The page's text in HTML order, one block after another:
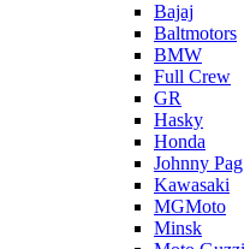
Bajaj
Baltmotors
BMW
Full Crew
GR
Hasky
Honda
Johnny Pag
Kawasaki
MGMoto
Minsk